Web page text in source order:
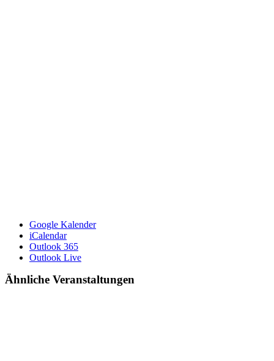
Google Kalender
iCalendar
Outlook 365
Outlook Live
Ähnliche Veranstaltungen